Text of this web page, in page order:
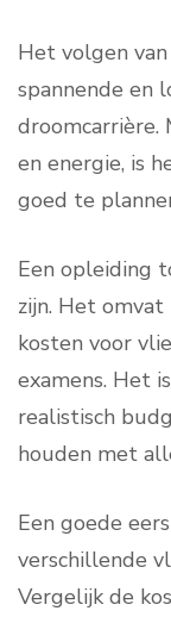
Het volgen
spannende en
droomcarrière.
en energie, is
goed te
Een opleiding
zijn. Het
kosten voor
examens. Het
realistisch
houden met
Een goede
verschillende
Vergelijk de